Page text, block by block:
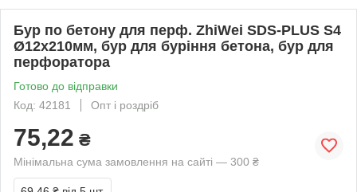
Бур по бетону для перф. ZhiWei SDS-PLUS S4
Ø12х210мм, бур для буріння бетона, бур для
перфоратора
Готово до відправки
Код: 42181
Опт і роздріб
75,22 ₴
Мінімальна сума замовлення на сайті — 300 ₴